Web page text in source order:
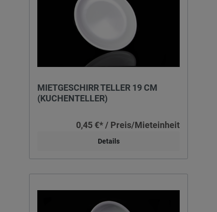
MIETGESCHIRR TELLER 19 CM
(KUCHENTELLER)
0,45 €* / Preis/Mieteinheit
Details